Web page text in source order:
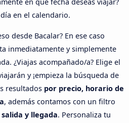
en el calendario.
desde Bacalar? En ese caso
inmediatamente y simplemente
¿Viajas acompañado/a? Elige el
y ¡empieza la búsqueda de
resultados por precio, horario de
, además contamos con un filtro
y llegada. Personaliza tu